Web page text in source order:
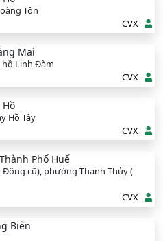
Tôn
CVX
Mai
hồ Linh Đàm
CVX
Hồ
Hồ Tây
CVX
Phố Huế
cũ), phường Thanh Thủy (
CVX
Biên